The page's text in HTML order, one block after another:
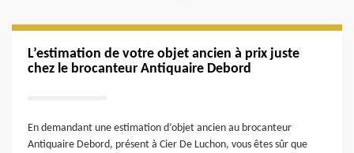
L’estimation de votre objet ancien à prix juste
chez le brocanteur Antiquaire Debord
En demandant une estimation d’objet ancien au brocanteur
Antiquaire Debord, présent à Cier De Luchon, vous êtes sûr que